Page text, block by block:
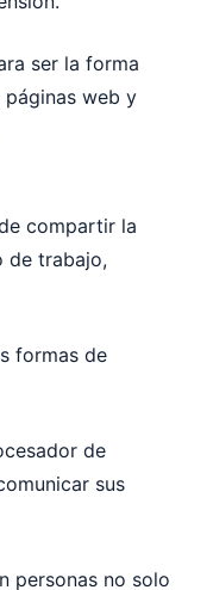
ser la forma
web y
compartir la
de trabajo,
formas de
de
sus
personas no solo